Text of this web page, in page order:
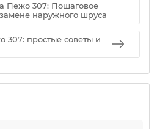
Пежо 307: Пошаговое
наружного шруса
307: простые советы и